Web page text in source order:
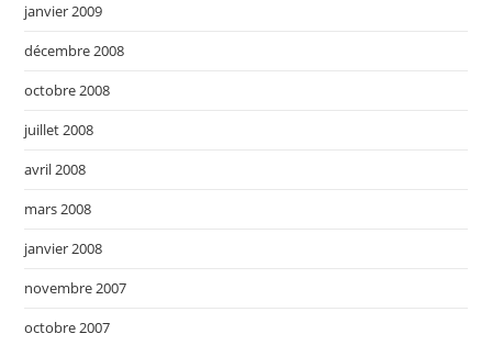
janvier 2009
décembre 2008
octobre 2008
juillet 2008
avril 2008
mars 2008
janvier 2008
novembre 2007
octobre 2007